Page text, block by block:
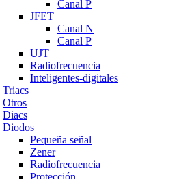
Canal P
JFET
Canal N
Canal P
UJT
Radiofrecuencia
Inteligentes-digitales
Triacs
Otros
Diacs
Diodos
Pequeña señal
Zener
Radiofrecuencia
Protección